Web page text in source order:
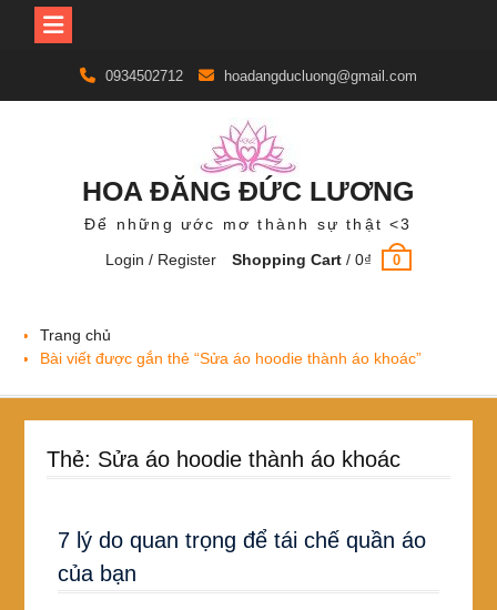
content
0934502712 hoadangducluong@gmail.com
HOA ĐĂNG ĐỨC LƯƠNG
Để những ước mơ thành sự thật <3
Login / Register
Shopping Cart /0₫ 0
Trang chủ
Bài viết được gắn thẻ “Sửa áo hoodie thành áo khoác”
Thẻ: Sửa áo hoodie thành áo khoác
7 lý do quan trọng để tái chế quần áo
của bạn